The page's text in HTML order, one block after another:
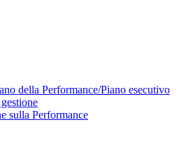
della Performance/Piano esecutivo
sulla Performance